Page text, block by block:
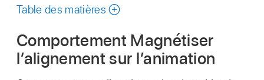
ce
Table des matières
Comportement Magnétiser
l’alignement sur l’animation